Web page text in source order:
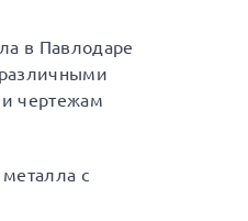
в Павлодаре
чертежам
с